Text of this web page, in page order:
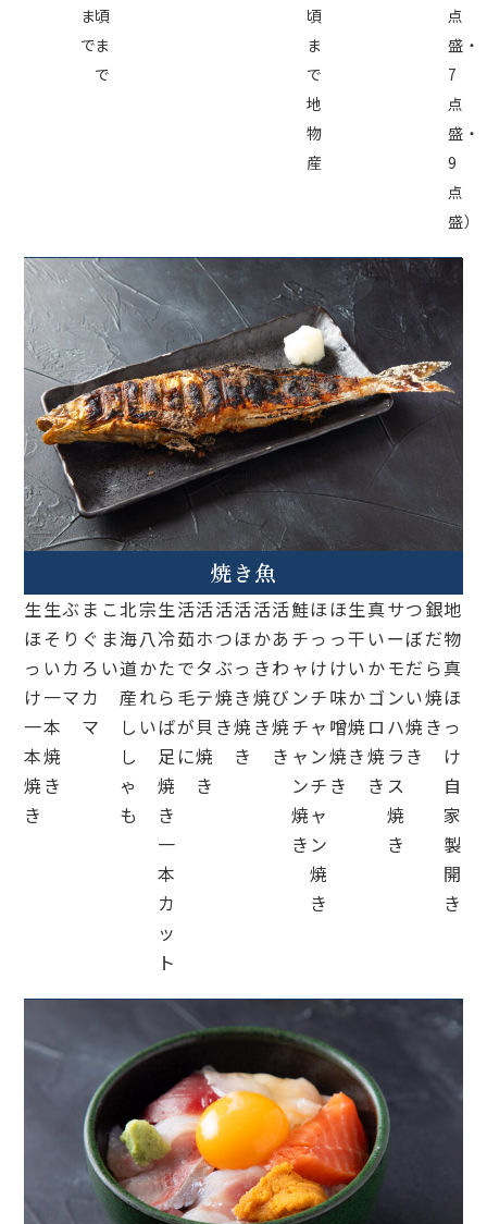
ま
で
頃
ま
で
頃
ま
で
地
物
産
点
盛・
7
点
盛・
9
点
盛）
焼き魚
生
ほ
っ
け
一
本
焼
き
生
そ
い
一
本
焼
き
ぶ
り
カ
マ
ま
ぐ
ろ
カ
マ
こ
ま
い
北
海
道
産
し
し
ゃ
も
宗
八
か
れ
い
生
冷
た
ら
ば
足
焼
き
一
本
カ
ッ
ト
活
茹
で
毛
が
に
活
ホ
タ
テ
貝
焼
き
活
つ
ぶ
焼
き
活
ほ
っ
き
焼
き
活
か
き
焼
き
活
あ
わ
び
焼
き
鮭
チ
ャ
ン
チ
ャ
ン
焼
き
ほ
っ
け
チ
ャ
ン
チ
ャ
ン
焼
き
ほ
っ
け
味
噌
焼
き
生
干
い
か
焼
き
真
い
か
ゴ
ロ
焼
き
サ
ー
モ
ン
ハ
ラ
ス
焼
き
つ
ぼ
だ
い
焼
き
銀
だ
ら
焼
き
地
物
真
ほ
っ
け
自
家
製
開
き